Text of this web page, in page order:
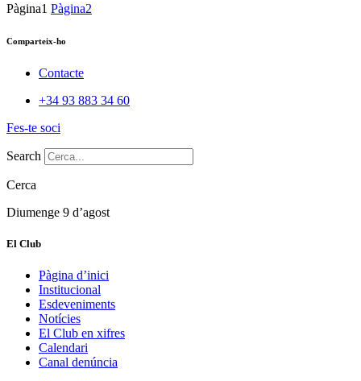
Pàgina1 Pàgina2
Comparteix-ho
Contacte
+34 93 883 34 60
Fes-te soci
Search
Cerca
Diumenge 9 d’agost
El Club
Pàgina d’inici
Institucional
Esdeveniments
Notícies
El Club en xifres
Calendari
Canal denúncia